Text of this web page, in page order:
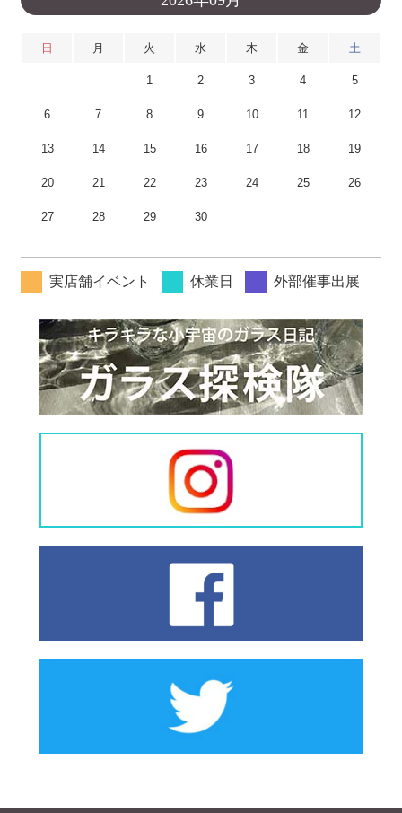
日 月 火 水 木 金 土
1 2 3 4 5
6 7 8 9 10 11 12
13 14 15 16 17 18 19
20 21 22 23 24 25 26
27 28 29 30
実店舗イベント 休業日 外部催事出展